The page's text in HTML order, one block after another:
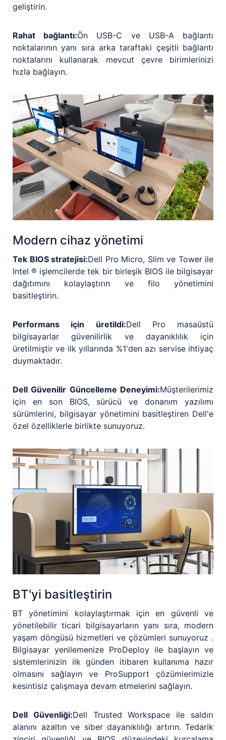
geliştirin.
Rahat bağlantı:Ön USB-C ve USB-A bağlantı
noktalarının yanı sıra arka taraftaki çeşitli bağlantı
noktalarını kullanarak mevcut çevre birimlerinizi
hızla bağlayın.
Modern cihaz yönetimi
Tek BIOS stratejisi:Dell Pro Micro, Slim ve Tower ile
Intel ® işlemcilerde tek bir birleşik BIOS ile bilgisayar
dağıtımını kolaylaştırın ve filo yönetimini
basitleştirin.
Performans için üretildi:Dell Pro masaüstü
bilgisayarlar güvenilirlik ve dayanıklılık için
üretilmiştir ve ilk yıllarında %1'den azı servise ihtiyaç
duymaktadır.
Dell Güvenilir Güncelleme Deneyimi:Müşterilerimiz
için en son BIOS, sürücü ve donanım yazılımı
sürümlerini, bilgisayar yönetimini basitleştiren Dell'e
özel özelliklerle birlikte sunuyoruz.
BT'yi basitleştirin
BT yönetimini kolaylaştırmak için en güvenli ve
yönetilebilir ticari bilgisayarların yanı sıra, modern
yaşam döngüsü hizmetleri ve çözümleri sunuyoruz .
Bilgisayar yenilemenize ProDeploy ile başlayın ve
sistemlerinizin ilk günden itibaren kullanıma hazır
olmasını sağlayın ve ProSupport çözümlerimizle
kesintisiz çalışmaya devam etmelerini sağlayın.
Dell Güvenliği:Dell Trusted Workspace ile saldırı
alanını azaltın ve siber dayanıklılığı artırın. Tedarik